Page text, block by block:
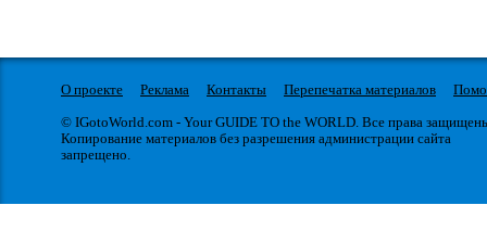
О проекте Реклама Контакты Перепечатка материалов
© IGotoWorld.com - Your GUIDE TO the WORLD. Все права
Копирование материалов без разрешения администрации сайта
запрещено.